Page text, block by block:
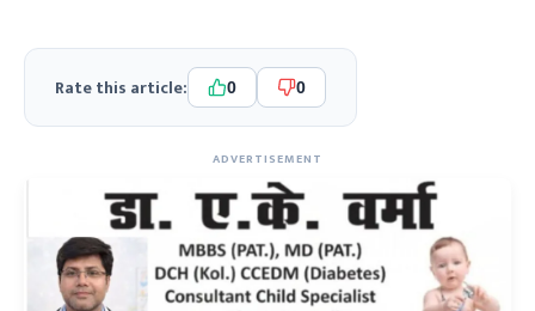
Rate this article: 0 0
ADVERTISEMENT